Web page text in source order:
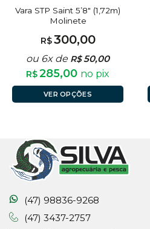
Vara STP Saint 5’8″ (1,72m)
Molinete
R$300,00
ou 6x de R$50,00
R$285,00 no pix
VER OPÇÕES
(47) 98836-9268
(47) 3437-2757